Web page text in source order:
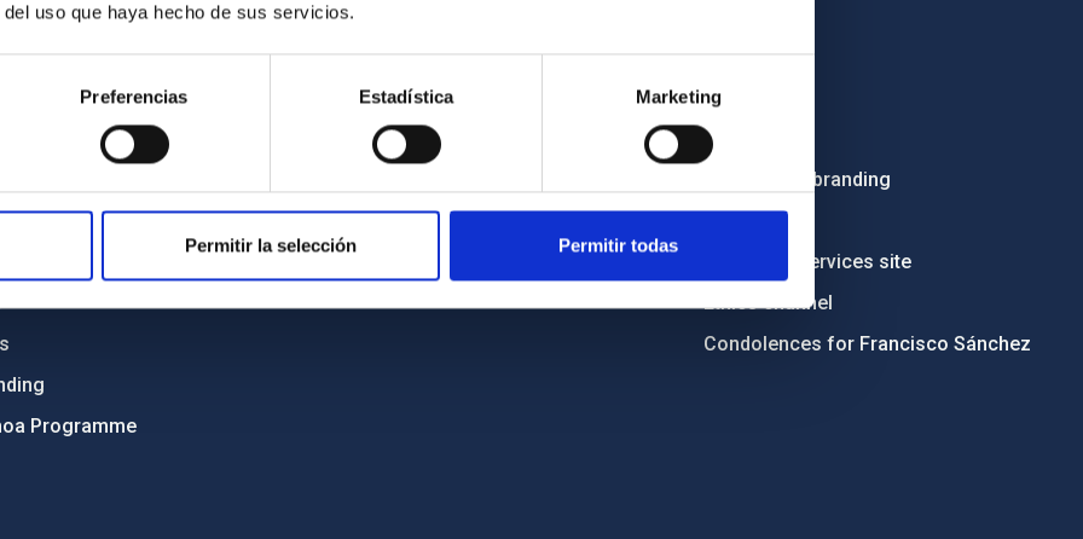
uso que haya hecho de sus servicios.
Preferencias Estadística Marketing
Permitir la selección Permitir todas
and diversity
Programme
Sitemap
Privacy policy
Cookies policy
Employment
Tenders
Institutional branding
Electronic services site
Ethics channel
Condolences for Francisco Sánchez